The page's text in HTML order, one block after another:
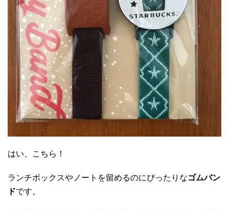
はい、こちら！
ランチボックスやノートを留めるのにぴったりなゴムバン
ドです。